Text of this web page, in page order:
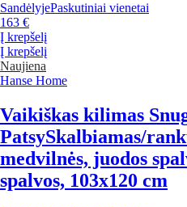
SandėlyjePaskutiniai vienetai
163 €
Į krepšelį
Į krepšelį
Naujiena
Hanse Home
Vaikiškas kilimas
PatsySkalbiamas/
medvilnės, juodos
spalvos, 103x120 cm